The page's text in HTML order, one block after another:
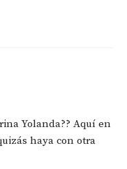
Yolanda?? Aquí en
haya con otra